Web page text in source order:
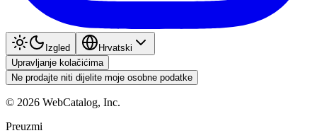
Izgled
Hrvatski
Upravljanje kolačićima
Ne prodajte niti dijelite moje osobne podatke
© 2026 WebCatalog, Inc.
Preuzmi